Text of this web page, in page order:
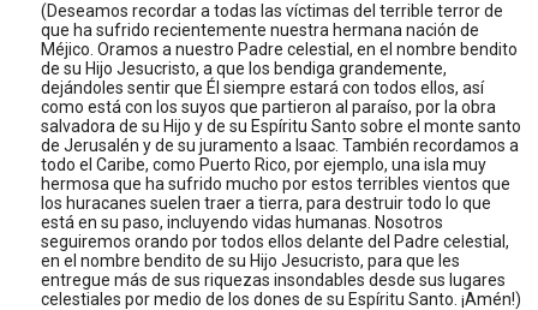
(Deseamos recordar a todas las víctimas del terrible terror de
que ha sufrido recientemente nuestra hermana nación de
Méjico. Oramos a nuestro Padre celestial, en el nombre bendito
de su Hijo Jesucristo, a que los bendiga grandemente,
dejándoles sentir que Él siempre estará con todos ellos, así
como está con los suyos que partieron al paraíso, por la obra
salvadora de su Hijo y de su Espíritu Santo sobre el monte santo
de Jerusalén y de su juramento a Isaac. También recordamos a
todo el Caribe, como Puerto Rico, por ejemplo, una isla muy
hermosa que ha sufrido mucho por estos terribles vientos que
los huracanes suelen traer a tierra, para destruir todo lo que
está en su paso, incluyendo vidas humanas. Nosotros
seguiremos orando por todos ellos delante del Padre celestial,
en el nombre bendito de su Hijo Jesucristo, para que les
entregue más de sus riquezas insondables desde sus lugares
celestiales por medio de los dones de su Espíritu Santo. ¡Amén!)